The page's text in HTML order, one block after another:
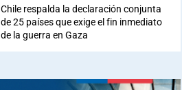
Chile respalda la declaración conjunta
de 25 países que exige el fin inmediato
de la guerra en Gaza